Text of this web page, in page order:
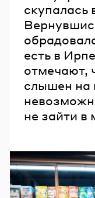
скупалась
есть в
отмечают,
слышен на
не зайти в